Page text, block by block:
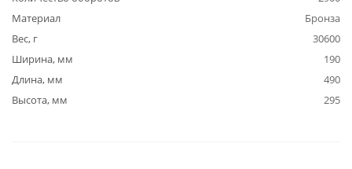
Материал
Бронза
Вес, г
30600
Ширина, мм
190
Длина, мм
490
Высота, мм
295